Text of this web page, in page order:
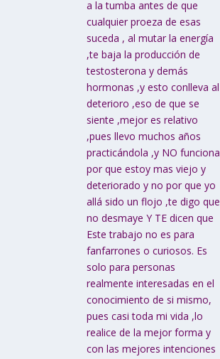
a la tumba antes de que
cualquier proeza de esas
suceda , al mutar la energía
,te baja la producción de
testosterona y demás
hormonas ,y esto conlleva al
deterioro ,eso de que se
siente ,mejor es relativo
,pues llevo muchos años
practicándola ,y NO funciona
por que estoy mas viejo y
deteriorado y no por que yo
allá sido un flojo ,te digo que
no desmaye Y TE dicen que
Este trabajo no es para
fanfarrones o curiosos. Es
solo para personas
realmente interesadas en el
conocimiento de si mismo,
pues casi toda mi vida ,lo
realice de la mejor forma y
con las mejores intenciones